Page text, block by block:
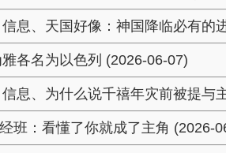
息、天国好像：神国降临必有的
各名为以色列 (2026-06-07)
息、为什么说千禧年灾前被提与
班：看懂了你就成了主角 (2026-